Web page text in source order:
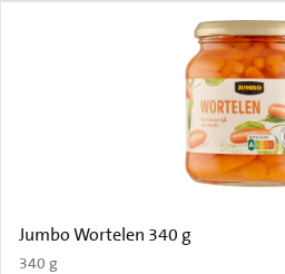
Jumbo Wortelen 340 g
340 g